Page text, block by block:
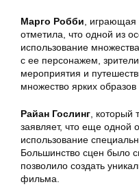
Марго Робби ,
отметила, что одной из
использование
с ее персонажем,
мероприятия и
множество ярких образов
Райан Гослинг ,
заявляет, что еще одной
использование
Большинство сцен было
позволило создать
фильма.